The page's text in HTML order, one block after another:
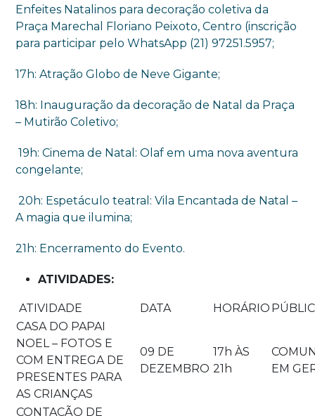
Enfeites Natalinos para decoração coletiva da
Praça Marechal Floriano Peixoto, Centro (inscrição
para participar pelo WhatsApp (21) 97251.5957;
17h: Atração Globo de Neve Gigante;
18h: Inauguração da decoração de Natal da Praça
– Mutirão Coletivo;
19h: Cinema de Natal: Olaf em uma nova aventura
congelante;
20h: Espetáculo teatral: Vila Encantada de Natal –
A magia que ilumina;
21h: Encerramento do Evento.
ATIVIDADES:
ATIVIDADE DATA HORÁRIO
CASA DO PAPAI
NOEL – FOTOS E
COM ENTREGA DE
PRESENTES PARA
AS CRIANÇAS
09 DE
DEZEMBRO
17h ÀS
21h
EM
CONTAÇÃO DE